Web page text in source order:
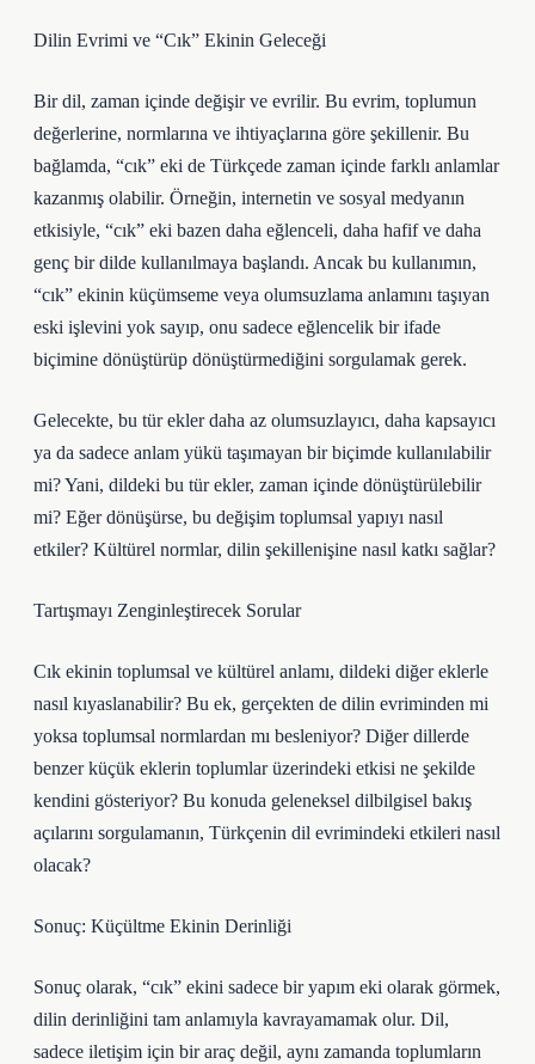
Dilin Evrimi ve “Cık” Ekinin Geleceği
Bir dil, zaman içinde değişir ve evrilir. Bu evrim, toplumun
değerlerine, normlarına ve ihtiyaçlarına göre şekillenir. Bu
bağlamda, “cık” eki de Türkçede zaman içinde farklı anlamlar
kazanmış olabilir. Örneğin, internetin ve sosyal medyanın
etkisiyle, “cık” eki bazen daha eğlenceli, daha hafif ve daha
genç bir dilde kullanılmaya başlandı. Ancak bu kullanımın,
“cık” ekinin küçümseme veya olumsuzlama anlamını taşıyan
eski işlevini yok sayıp, onu sadece eğlencelik bir ifade
biçimine dönüştürüp dönüştürmediğini sorgulamak gerek.
Gelecekte, bu tür ekler daha az olumsuzlayıcı, daha kapsayıcı
ya da sadece anlam yükü taşımayan bir biçimde kullanılabilir
mi? Yani, dildeki bu tür ekler, zaman içinde dönüştürülebilir
mi? Eğer dönüşürse, bu değişim toplumsal yapıyı nasıl
etkiler? Kültürel normlar, dilin şekillenişine nasıl katkı sağlar?
Tartışmayı Zenginleştirecek Sorular
Cık ekinin toplumsal ve kültürel anlamı, dildeki diğer eklerle
nasıl kıyaslanabilir? Bu ek, gerçekten de dilin evriminden mi
yoksa toplumsal normlardan mı besleniyor? Diğer dillerde
benzer küçük eklerin toplumlar üzerindeki etkisi ne şekilde
kendini gösteriyor? Bu konuda geleneksel dilbilgisel bakış
açılarını sorgulamanın, Türkçenin dil evrimindeki etkileri nasıl
olacak?
Sonuç: Küçültme Ekinin Derinliği
Sonuç olarak, “cık” ekini sadece bir yapım eki olarak görmek,
dilin derinliğini tam anlamıyla kavrayamamak olur. Dil,
sadece iletişim için bir araç değil, aynı zamanda toplumların